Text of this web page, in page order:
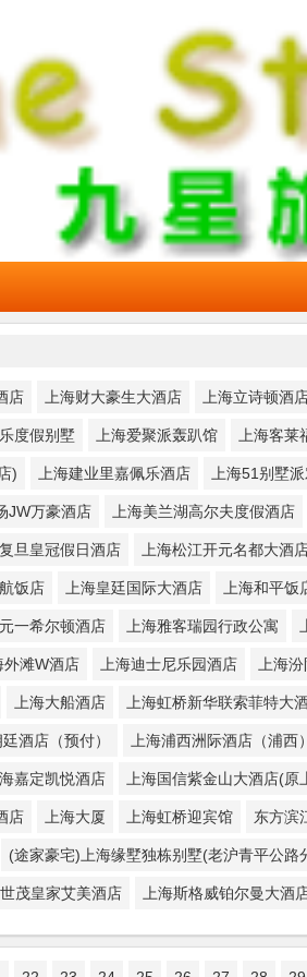
店 上海财大豪生大酒店 上海立诗顿酒
度假别墅 上海爱聚派轰趴馆 上海客
) 上海建业里嘉佩乐酒店 上海51别墅
JW万豪酒店 上海美兰湖高尔夫度假酒店
复旦皇冠假日酒店 上海松江开元名都大酒
饭店 上海皇廷国际大酒店 上海和平饭
一希尔顿酒店 上海雅客瑞园行政公寓
外滩W酒店 上海迪士尼乐园酒店 上海
上海大船酒店 上海虹桥新华联索菲特大
酒店（预付） 上海浦西洲际酒店（浦西）
海嘉定凯悦酒店 上海国信紫金山大酒店(
店 上海大厦 上海虹桥迎宾馆 东方滨
(途家豪宅)上海缘墅独栋别墅(老沪青平公路
世茂皇家艾美酒店 上海斯格威铂尔曼大酒